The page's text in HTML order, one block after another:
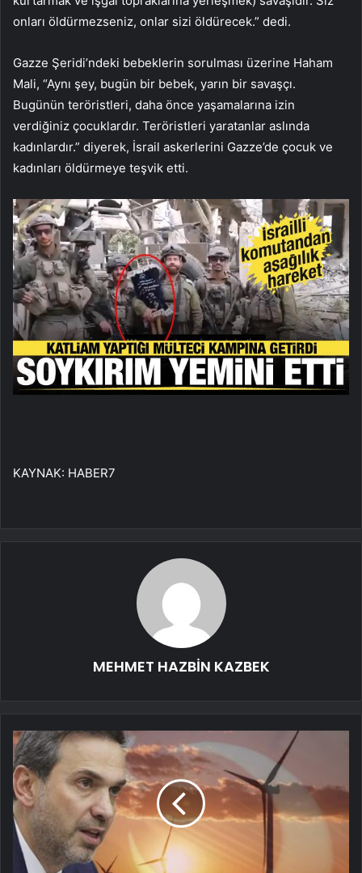
onları öldürmezseniz, onlar sizi öldürecek.” dedi.
Gazze Şeridi’ndeki bebeklerin sorulması üzerine Haham
Mali, “Aynı şey, bugün bir bebek, yarın bir savaşçı.
Bugünün teröristleri, daha önce yaşamalarına izin
verdiğiniz çocuklardır. Teröristleri yaratanlar aslında
kadınlardır.” diyerek, İsrail askerlerini Gazze’de çocuk ve
kadınları öldürmeye teşvik etti.
KAYNAK: HABER7
MEHMET HAZBİN KAZBEK